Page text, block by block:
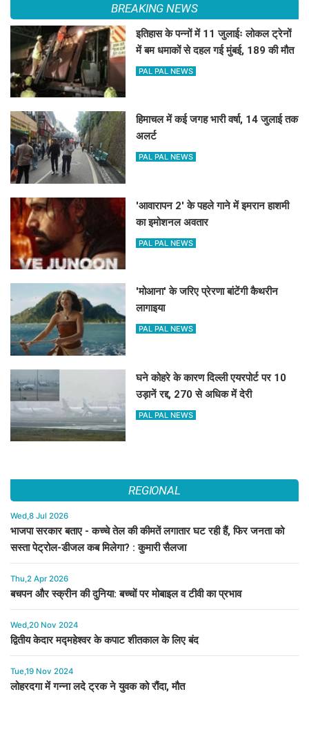
BREAKING NEWS
इतिहास के पन्नों में 11 जुलाईः लोकल ट्रेनों
में बम धमाकों से दहल गई मुंबई, 189 की मौत
PAL PAL NEWS
हिमाचल में कई जगह भारी वर्षा, 14 जुलाई तक
अलर्ट
PAL PAL NEWS
'आवारापन 2' के पहले गाने में इमरान हाशमी
का इमोशनल अवतार
PAL PAL NEWS
'मोआना' के जरिए प्रेरणा बांटेंगी कैथरीन
लागाइया
PAL PAL NEWS
घने कोहरे के कारण दिल्ली एयरपोर्ट पर 10
उड़ानें रद्द, 270 से अधिक में देरी
PAL PAL NEWS
REGIONAL
Wed,8 Jul 2026
भाजपा सरकार बताए - कच्चे तेल की कीमतें लगातार घट रही हैं, फिर जनता को
सस्ता पेट्रोल-डीजल कब मिलेगा? : कुमारी सैलजा
Thu,2 Apr 2026
बचपन और स्क्रीन की दुनिया: बच्चों पर मोबाइल व टीवी का प्रभाव
Wed,20 Nov 2024
द्वितीय केदार मद्महेश्वर के कपाट शीतकाल के लिए बंद
Tue,19 Nov 2024
लोहरदगा में गन्ना लदे ट्रक ने युवक को रौंदा, मौत